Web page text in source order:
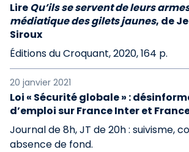
LireQu’ils se servent de leurs
médiatique des gilets jaunes, de
Siroux
Éditions du Croquant, 2020, 164 p.
20 janvier 2021
Loi « Sécurité globale » :
d’emploi sur France Inter et
Journal de 8h, JT de 20h : suivisme,
absence de fond.